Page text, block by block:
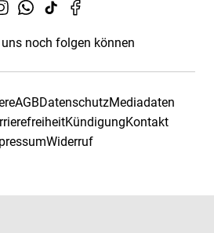
noch folgen können
AGBDatenschutzMediadaten
KündigungKontakt
Widerruf